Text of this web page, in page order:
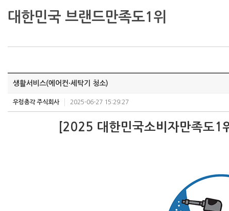
대한민국 브랜드만족도1위
생활서비스(에어컨·세탁기 청소)
우렁총각 주식회사 2025-06-27 15:29:27
[2025 대한민국소비자만족도1